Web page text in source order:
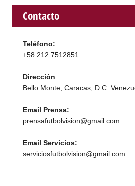
Contacto
Teléfono:
+58 212 7512851
Dirección:
Bello Monte, Caracas, D.C.
Email Prensa:
prensafutbolvision@gmail.com
Email Servicios:
serviciosfutbolvision@gmail.com